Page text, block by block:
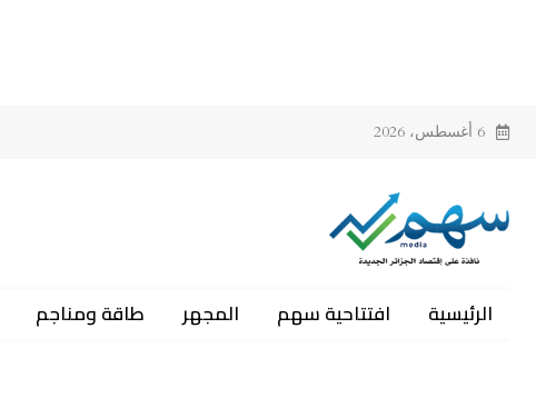
6 أغسطس، 2026
الرئيسية افتتاحية سهم المجهر طاقة ومناجم